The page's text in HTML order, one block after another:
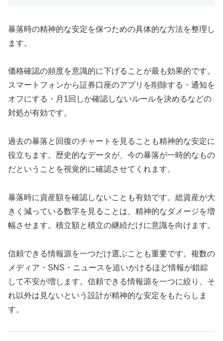
暴落時の精神的な安定を保つための具体的な方法を整理し
ます。
価格確認の頻度を意識的に下げることが最も効果的です。
スマートフォンから証券口座のアプリを削除する・通知を
オフにする・月1回しか確認しないルールを決めるなどの
対処が有効です。
過去の暴落と回復のチャートを見ることも精神的な安定に
役立ちます。歴史的なデータが、今の暴落が一時的なもの
だということを視覚的に確認させてくれます。
暴落時に資産額を確認しないことも有効です。総資産が大
きく減っている数字を見ることは、精神的なダメージを増
幅させます。積立額と積立の継続だけに意識を向けます。
信頼できる情報源を一つだけ選ぶことも重要です。複数の
メディア・SNS・ニュースを追いかけるほど情報が錯綜
して不安が増します。信頼できる情報源を一つに絞り、そ
れ以外は見ないという設計が精神的な安定をもたらしま
す。